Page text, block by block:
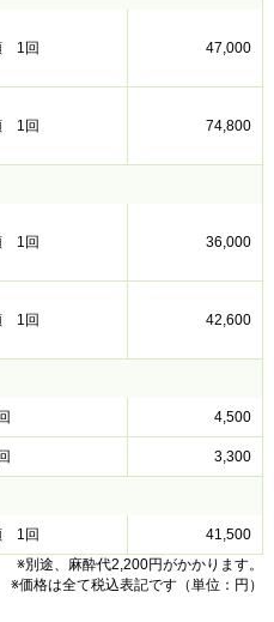
1回 47,000
1回 74,800
1回 36,000
1回 42,600
4,500
3,300
1回
41,500
※別途、麻酔代2,200円がかかります。
※価格は全て税込表記です（単位：円）